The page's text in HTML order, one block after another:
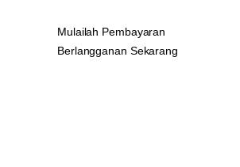
Mulailah Pembayaran
Berlangganan Sekarang